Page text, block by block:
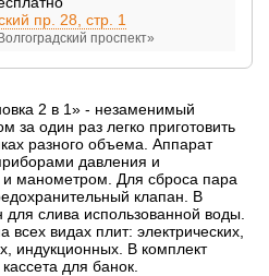
пр. 28, стр. 1
проспект»
2 в 1» - незаменимый
за один раз легко приготовить
разного объема. Аппарат
давления и
манометром. Для сброса пара
клапан. В
для слива использованной воды.
всех видах плит: электрических,
индукционных. В комплект
для банок.